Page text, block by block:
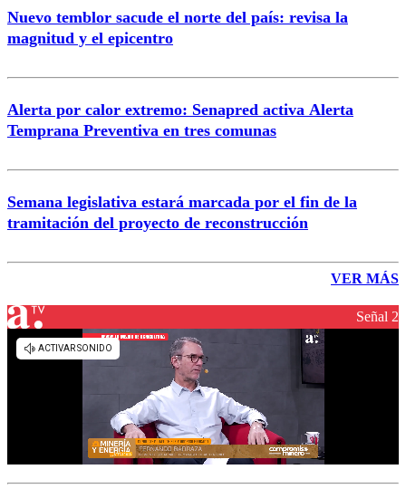
Nuevo temblor sacude el norte del país: revisa la
magnitud y el epicentro
Alerta por calor extremo: Senapred activa Alerta
Temprana Preventiva en tres comunas
Semana legislativa estará marcada por el fin de la
tramitación del proyecto de reconstrucción
VER MÁS
Señal 2